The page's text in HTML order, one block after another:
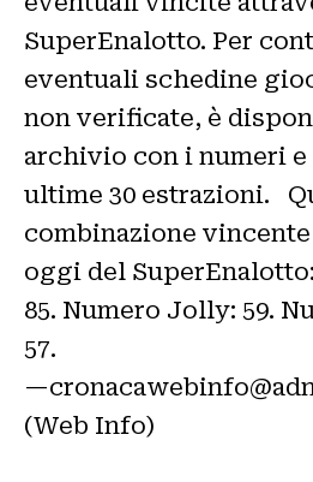
SuperEnalotto. Per
eventuali schedine
non verificate, è
archivio con i numeri
ultime 30 estrazioni.
combinazione
oggi del SuperEnalotto:
85. Numero Jolly: 59.
57.
(Web Info)